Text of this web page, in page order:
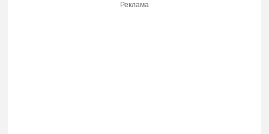
Реклама